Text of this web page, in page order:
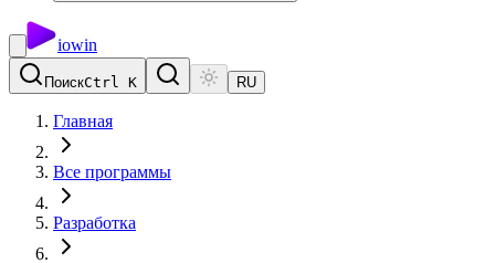
iowin
ПоискCtrl K RU
Главная
Все программы
Разработка